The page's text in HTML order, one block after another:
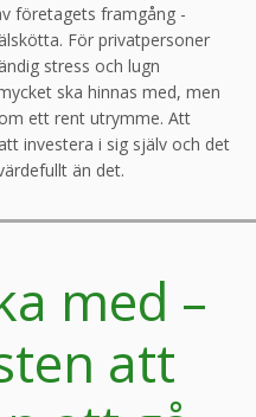
företagets framgång -
För privatpersoner
stress och lugn
ska hinnas med, men
ett rent utrymme. Att
investera i sig själv och det
än det.
med –
att